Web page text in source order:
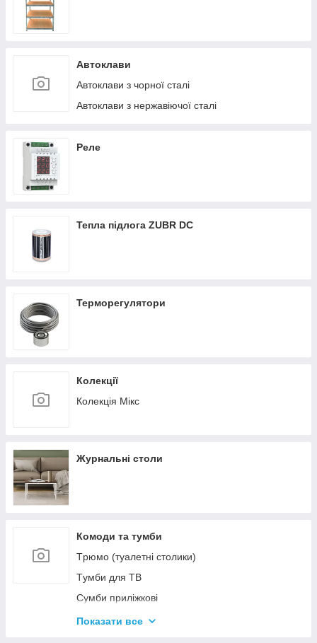
Автоклави
Автоклави з чорної сталі
Автоклави з нержавіючої сталі
Реле
Тепла підлога ZUBR DC
Терморегулятори
Колекції
Колекція Мікс
Журнальні столи
Комоди та тумби
Tрюмо (туалетні столики)
Tумби для ТВ
Сумби приліжкові
Комоди
Показати все